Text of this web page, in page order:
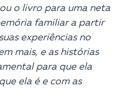
o livro para uma neta
familiar a partir
experiências no
mais, e as histórias
para que ela
ela é e com as